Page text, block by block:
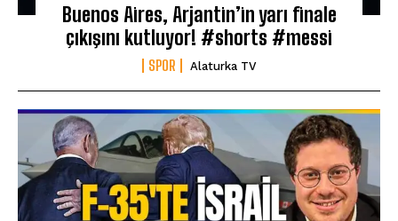
Buenos Aires, Arjantin’in yarı finale
çıkışını kutluyor! #shorts #messi
SPOR Alaturka TV